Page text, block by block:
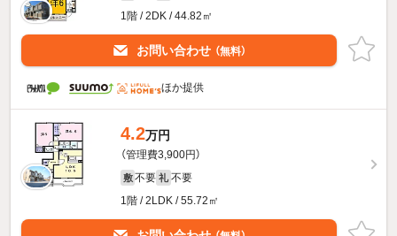
1階 / 2DK / 44.82㎡
お問い合わせ （無料）
ほか提供
4.2万円
（管理費3,900円）
敷 不要 礼 不要
1階 / 2LDK / 55.72㎡